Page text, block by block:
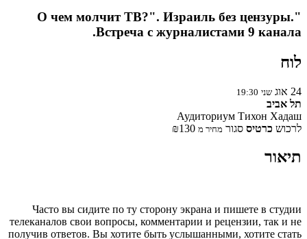
"О чем молчит ТВ?". Израиль без цензуры.
Встреча с журналистами 9 канала.
לוח
24 אוג שני 19:30
תל אביב
Аудиториум Тихон Хадаш
לרכוש כרטיס סגור מחיר מ
תיאור
Часто вы сидите по ту сторону экрана и пишете в студии
телеканалов свои вопросы, комментарии и рецензии, так и не
получив ответов. Вы хотите быть услышанными, хотите стать